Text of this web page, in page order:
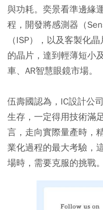
與功耗。奕景看準邊緣
程，開發將感測器（
（ISP），以及客製化
的晶片，達到輕薄短小
車、AR智慧眼鏡市場。
伍壽國認為，IC設計公
生存，一定得用技術滿
言，走向實際量產時，
業化過程的最大考驗，
場時，需要克服的挑戰。